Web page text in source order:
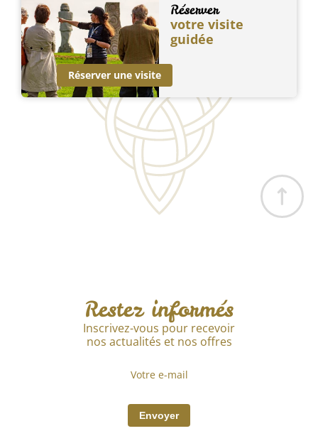
Réserver
votre visite
guidée
Réserver une visite
Restez informés
Inscrivez-vous pour recevoir
nos actualités et nos offres
Envoyer